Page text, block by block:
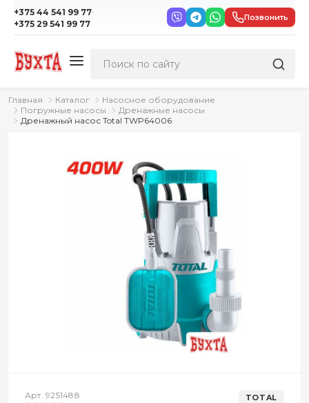
+375 44 541 99 77·
+375 29 541 99 77
Позвонить
Главная Каталог
Насосное оборудование
Погружные насосы
Дренажные насосы
Дренажный насос Total TWP64006
Арт. 9251488 TOTAL